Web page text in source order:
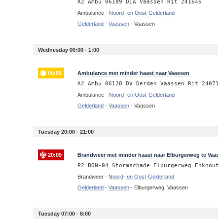
A2 Ambu 06189 DIA Vaassen Rit 241646
Ambulance - Noord- en Oost-Gelderland
Gelderland -Vaassen -Vaassen
Wednesday 00:00 - 1:00
00:55 Ambulance met minder haast naar Vaassen
A2 Ambu 06128 DV Derden Vaassen Rit
Ambulance - Noord- en Oost-Gelderland
Gelderland -Vaassen -Vaassen
Tuesday 20:00 - 21:00
20:09 Brandweer met minder haast naar Elburgerweg te
P2 BON-04 Stormschade Elburgerweg
Brandweer - Noord- en Oost-Gelderland
Gelderland -Vaassen - Elburgerweg, Vaassen
Tuesday 07:00 - 8:00